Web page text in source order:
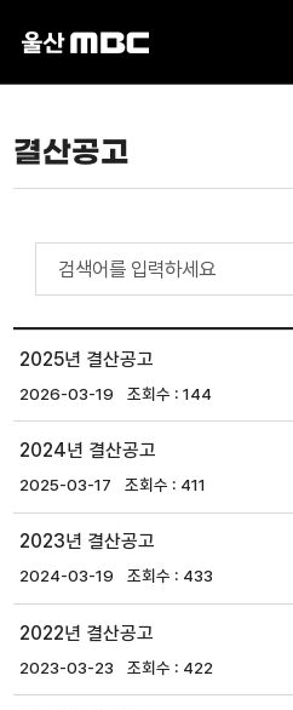
결산공고
2025년 결산공고
2026-03-19 144
2024년 결산공고
2025-03-17 411
2023년 결산공고
2024-03-19 433
2022년 결산공고
2023-03-23 422